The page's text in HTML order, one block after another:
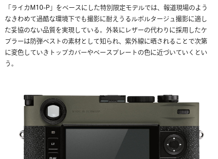
「ライカM10-P」をベースにした特別限定モデルでは、報道現場のよう
なきわめて過酷な環境下でも撮影に耐えうるルポルタージュ撮影に適し
た妥協のない品質を実現している。外装にレザーの代わりに採用したケ
プラーは防弾ベストの素材として知られ、紫外線に晒されることで次第
に変色していきトップカバーやベースプレートの色に近づいていくとい
う。